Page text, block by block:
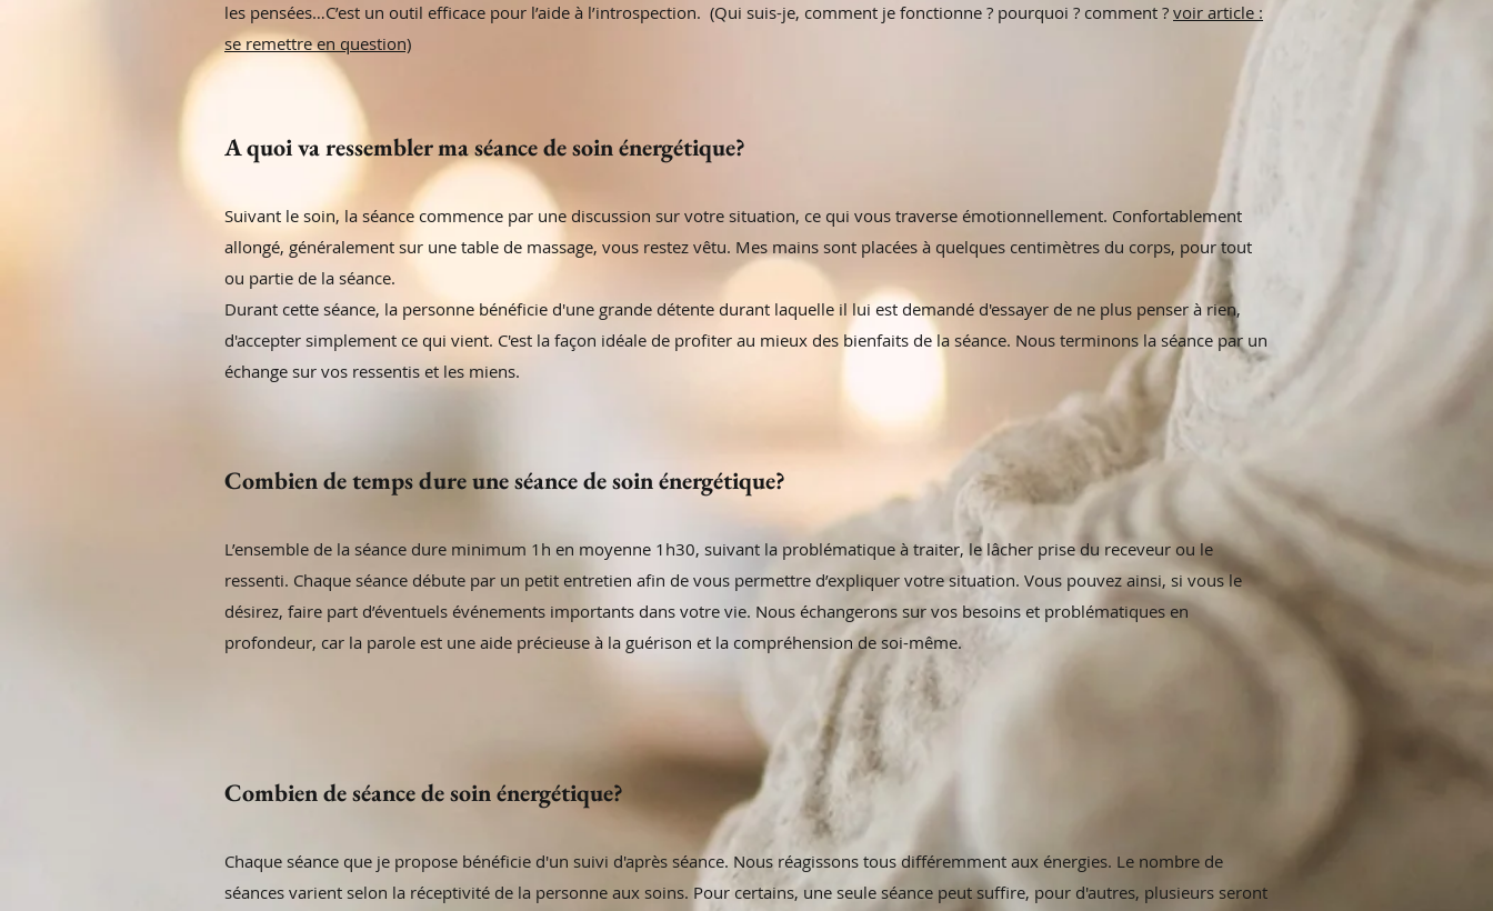
les pensées…C’est un outil efficace pour l’aide à l’introspection. (Qui suis-je, comment je fonctionne ? pourquoi ? comment ? voir article :
se remettre en question)
A quoi va ressembler ma séance de soin énergétique?
Suivant le soin, la séance commence par une discussion sur votre situation, ce qui vous traverse émotionnellement. Confortablement
allongé, généralement sur une table de massage, vous restez vêtu. Mes mains sont placées à quelques centimètres du corps, pour tout
ou partie de la séance.
Durant cette séance, la personne bénéficie d'une grande détente durant laquelle il lui est demandé d'essayer de ne plus penser à rien,
d'accepter simplement ce qui vient. C'est la façon idéale de profiter au mieux des bienfaits de la séance. Nous terminons la séance par un
échange sur vos ressentis et les miens.
Combien de temps dure une séance de soin énergétique?
L’ensemble de la séance dure minimum 1h en moyenne 1h30, suivant la problématique à traiter, le lâcher prise du receveur ou le
ressenti. Chaque séance débute par un petit entretien afin de vous permettre d’expliquer votre situation. Vous pouvez ainsi, si vous le
désirez, faire part d’éventuels événements importants dans votre vie. Nous échangerons sur vos besoins et problématiques en
profondeur, car la parole est une aide précieuse à la guérison et la compréhension de soi-même.
Combien de séance de soin énergétique?
Chaque séance que je propose bénéficie d'un suivi d'après séance. Nous réagissons tous différemment aux énergies. Le nombre de
séances varient selon la réceptivité de la personne aux soins. Pour certains, une seule séance peut suffire, pour d'autres, plusieurs seront